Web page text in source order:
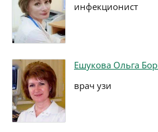
инфекционист
Ешукова Ольга
врач узи